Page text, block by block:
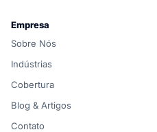
Empresa
Sobre Nós
Indústrias
Cobertura
Blog & Artigos
Contato